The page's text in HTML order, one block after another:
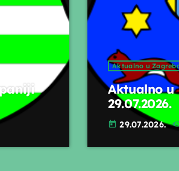
Aktualno u
Aktualno
29.07.2026.
today 29.07.2026.